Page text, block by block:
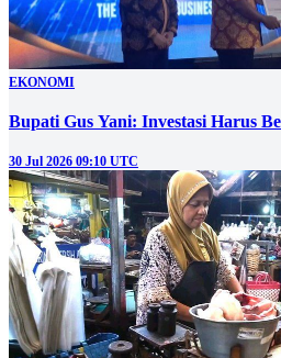
EKONOMI
Bupati Gus Yani: Investasi Harus
30 Jul 2026 09:10 UTC